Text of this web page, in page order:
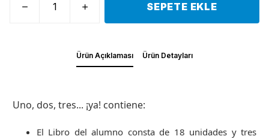
SEPETE EKLE
Ürün Açıklaması Ürün Detayları
Uno, dos, tres... ¡ya! contiene:
El Libro del alumno consta de 18 unidades y tres